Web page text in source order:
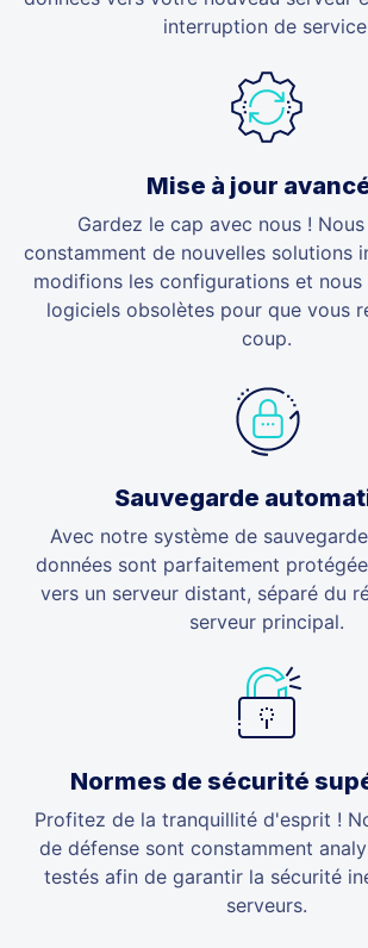
interruption de
Mise à jour
Gardez le cap avec nous !
constamment de nouvelles solutions
modifions les configurations et nous
logiciels obsolètes pour que vous
coup.
Sauvegarde
Avec notre système de
données sont parfaitement
vers un serveur distant, séparé du
serveur principal.
Normes de sécurité
Profitez de la tranquillité d'esprit !
de défense sont constamment
testés afin de garantir la sécurité
serveurs.